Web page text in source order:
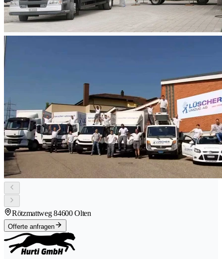
Rötzmattweg 84600 Olten
Offerte anfragen